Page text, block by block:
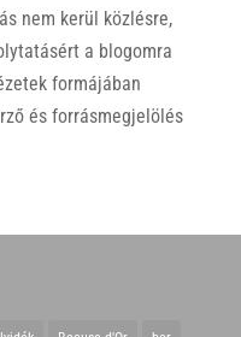
nem kerül közlésre,
a blogomra
formájában
és forrásmegjelölés